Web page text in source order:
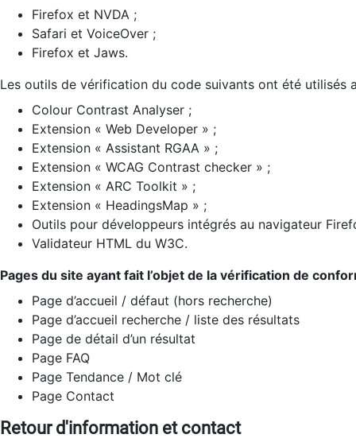
Firefox et NVDA ;
Safari et VoiceOver ;
Firefox et Jaws.
Les outils de vérification du code suivants ont été utilisés
Colour Contrast Analyser ;
Extension « Web Developer » ;
Extension « Assistant RGAA » ;
Extension « WCAG Contrast checker » ;
Extension « ARC Toolkit » ;
Extension « HeadingsMap » ;
Outils pour développeurs intégrés au navigateur
Validateur HTML du W3C.
Pages du site ayant fait l’objet de la vérification de
Page d’accueil / défaut (hors recherche)
Page d’accueil recherche / liste des résultats
Page de détail d’un résultat
Page FAQ
Page Tendance / Mot clé
Page Contact
Retour d'information et contact